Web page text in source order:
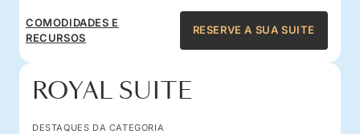
COMODIDADES E
RECURSOS
RESERVE A SUA SUITE
ROYAL SUITE
DESTAQUES DA CATEGORIA